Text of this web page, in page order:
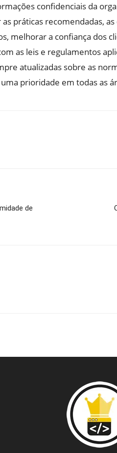
confidenciais da
práticas recomendadas,
melhorar a confiança dos
as leis e regulamentos
atualizadas sobre as
prioridade em todas as
de